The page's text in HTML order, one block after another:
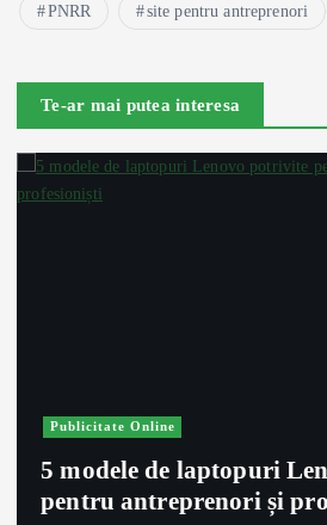
PNRR site pentru antreprenori
Te-ar mai putea interesa
Publicitate Online
5 modele de laptopuri
pentru antreprenori și